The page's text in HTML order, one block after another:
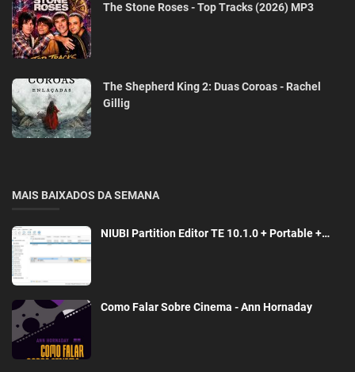
The Stone Roses - Top Tracks (2026) MP3
The Shepherd King 2: Duas Coroas - Rachel
Gillig
MAIS BAIXADOS DA SEMANA
NIUBI Partition Editor TE 10.1.0 + Portable +…
Como Falar Sobre Cinema - Ann Hornaday